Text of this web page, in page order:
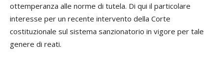
ottemperanza alle norme di tutela. Di qui il particolare
interesse per un recente intervento della Corte
costituzionale sul sistema sanzionatorio in vigore per tale
genere di reati.